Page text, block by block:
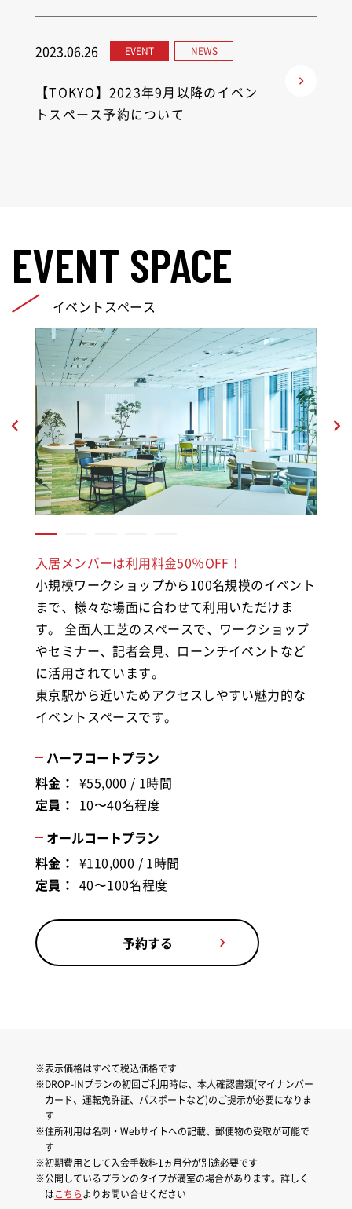
2023.06.26 EVENT NEWS
【TOKYO】2023年9月以降のイベン
トスペース予約について
EVENT SPACE
イベントスペース
入居メンバーは利用料金50％OFF！
小規模ワークショップから100名規模のイベント
まで、様々な場面に合わせて利用いただけま
す。 全面人工芝のスペースで、ワークショップ
やセミナー、記者会見、ローンチイベントなど
に活用されています。
東京駅から近いためアクセスしやすい魅力的な
イベントスペースです。
ハーフコートプラン
料金： ¥55,000 / 1時間
定員： 10〜40名程度
オールコートプラン
料金： ¥110,000 / 1時間
定員： 40〜100名程度
予約する
表示価格はすべて税込価格です
DROP-INプランの初回ご利用時は、本人確認書類(マイナンバー
カード、運転免許証、パスポートなど)のご提示が必要になりま
す
住所利用は名刺・Webサイトへの記載、郵便物の受取が可能で
す
初期費用として入会手数料1ヵ月分が別途必要です
公開しているプランのタイプが満室の場合があります。詳しく
はこちらよりお問い合せください